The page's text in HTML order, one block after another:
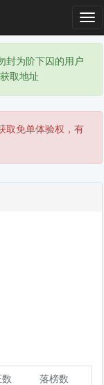
T
o
e
N
封为阶下囚的用户
取地址
取免单体验权，有
落榜数